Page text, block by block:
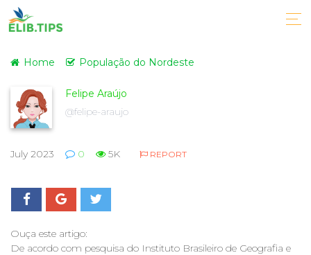
Home População do Nordeste
Felipe Araújo
@felipe-araujo
July 2023 0 5K REPORT
Ouça este artigo:
De acordo com pesquisa do Instituto Brasileiro de Geografia e